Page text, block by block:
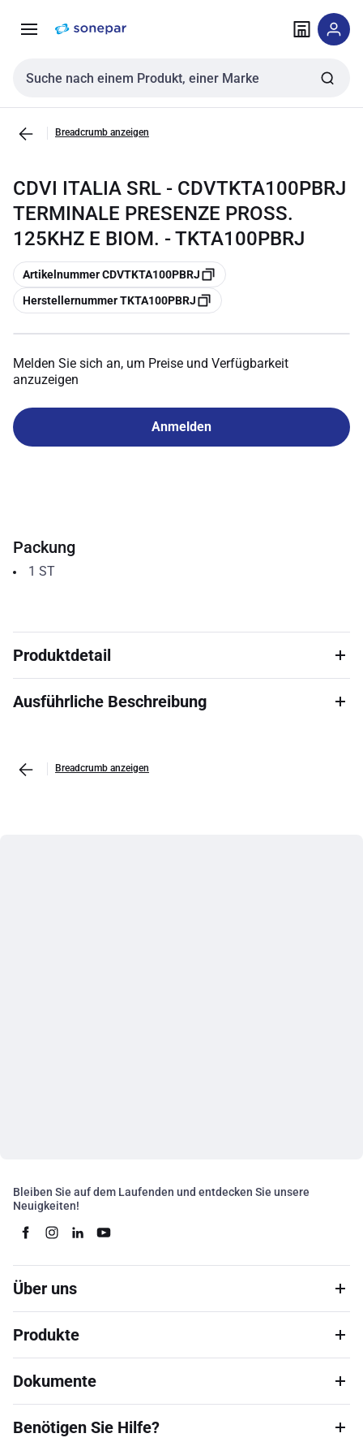
NavigationInhalt
Sucheingabe
Breadcrumb anzeigen
CDVI ITALIA SRL - CDVTKTA100PBRJ
TERMINALE PRESENZE PROSS.
125KHZ E BIOM. - TKTA100PBRJ
Kopieren
Artikelnummer CDVTKTA100PBRJ
Kopieren
Herstellernummer TKTA100PBRJ
Melden Sie sich an, um Preise und Verfügbarkeit
anzuzeigen
Anmelden
Packung
1 ST
Produktdetail
Ausführliche Beschreibung
Breadcrumb anzeigen
Bleiben Sie auf dem Laufenden und entdecken Sie unsere
Neuigkeiten!
Über uns
Produkte
Dokumente
Benötigen Sie Hilfe?